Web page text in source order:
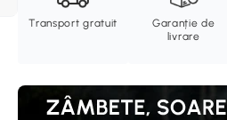
Transport gratuit
Garanție de
livrare